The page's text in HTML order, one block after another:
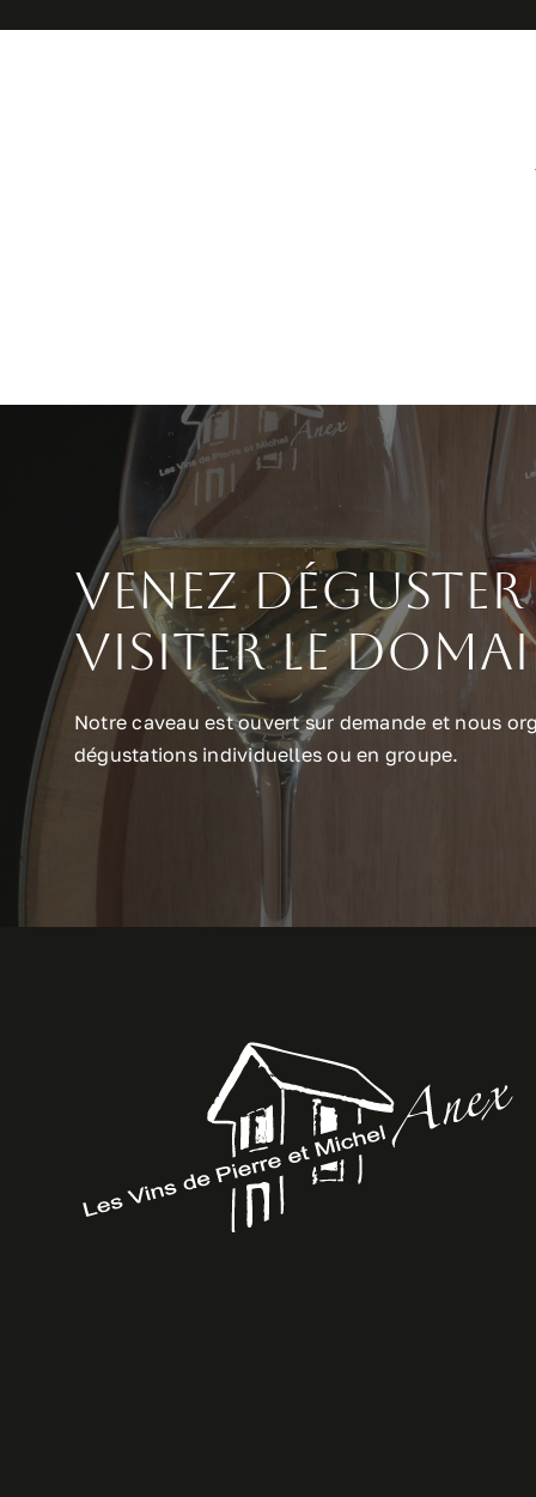
Venez
visiter le
Notre caveau est ouvert sur demande et nous
dégustations individuelles ou en groupe.